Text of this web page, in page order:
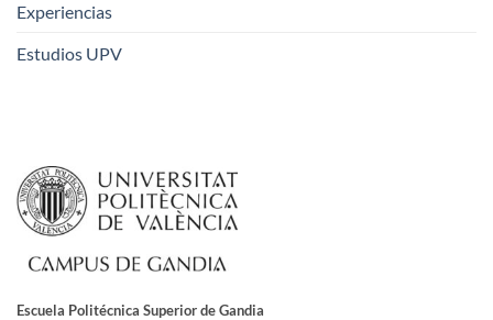
Experiencias
Estudios UPV
Escuela Politécnica Superior de Gandia